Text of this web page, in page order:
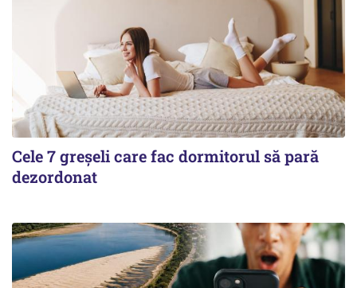
Cele 7 greșeli care fac dormitorul să pară
dezordonat